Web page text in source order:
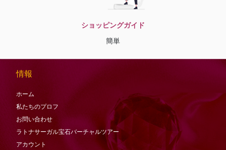
ショッピングガイド
簡単
情報
ホーム
私たちのプロフ
お問い合わせ
ラトナサーガル宝石バーチャ​​ルツアー
アカウント